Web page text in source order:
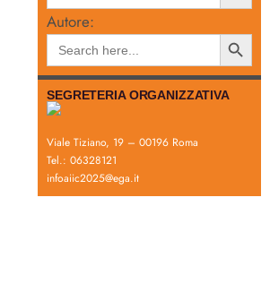
Autore:
Search
for:
Search
Button
SEGRETERIA ORGANIZZATIVA
Viale Tiziano, 19 – 00196 Roma
Tel.: 06328121
infoaiic2025@ega.it